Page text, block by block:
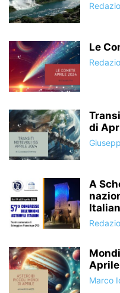
Le
di
A
Marco